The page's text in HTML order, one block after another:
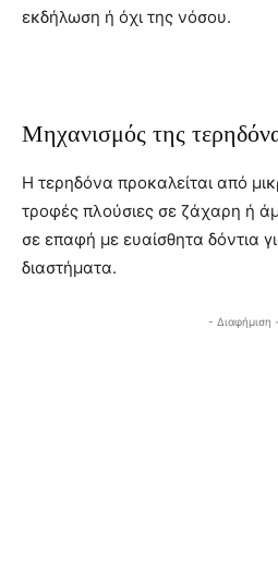
εκδήλωση ή όχι της νόσου.
Μηχανισμός της
Η τερηδόνα προκαλείται από
τροφές πλούσιες σε ζάχαρη ή
σε επαφή με ευαίσθητα δόντια
διαστήματα.
- Διαφήμιση -